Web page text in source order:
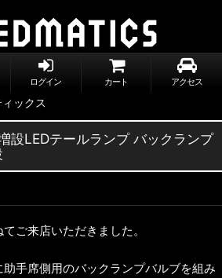
ログイン カート アクセス
設LEDテールランプ バックランプ
ご来店いただきました。
手席側用のバックランプバルブを組み